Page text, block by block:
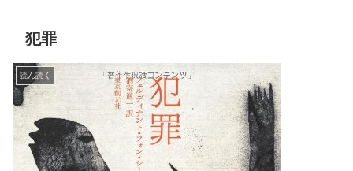
犯罪
読ん読く